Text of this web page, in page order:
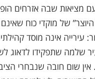
מציאות שבה אזרחים
היוצר” של מוקדי כוח
עירייה אינה מוסד
שלמה שתפקידו לדאוג
שום חובה שנבחרי